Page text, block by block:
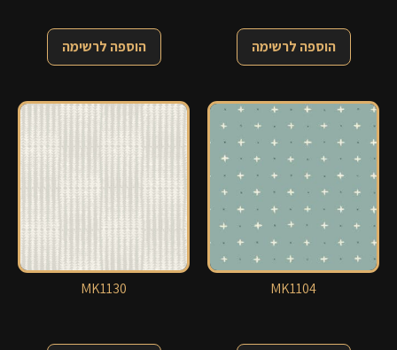
הוספה לרשימה הוספה לרשימה
MK1130 MK1104